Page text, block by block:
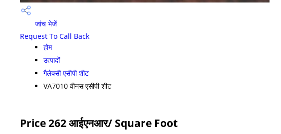
जांच भेजें
Request To Call Back
होम
उत्पादों
गैलेक्सी एसीपी शीट
VA7010 वीनस एसीपी शीट
Price 262 आईएनआर/ Square Foot